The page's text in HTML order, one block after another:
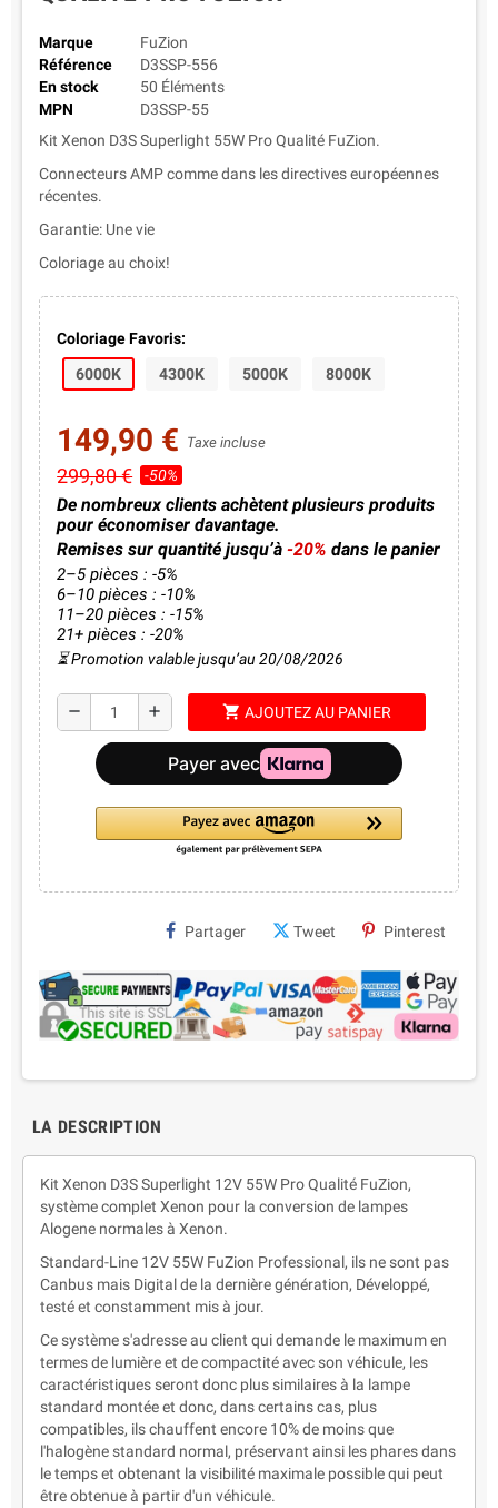
Marque
FuZion
Référence
D3SSP-556
En stock
50 Éléments
MPN
D3SSP-55
Kit Xenon D3S Superlight 55W Pro Qualité FuZion.
Connecteurs AMP comme dans les directives européennes
récentes.
Garantie: Une vie
Coloriage au choix!
Coloriage Favoris:
6000K
4300K 5000K 8000K
149,90 € Taxe incluse
299,80 € -50%
De nombreux clients achètent plusieurs produits
pour économiser davantage.
Remises sur quantité jusqu’à-20% dans le panier
2–5 pièces : -5%
6–10 pièces : -10%
11–20 pièces : -15%
21+ pièces : -20%
⏳ Promotion valable jusqu’au 20/08/2026
remove add shopping_cart AJOUTEZ AU PANIER
Partager Tweet Pinterest
LA DESCRIPTION
Kit Xenon D3S Superlight 12V 55W Pro Qualité FuZion,
système complet Xenon pour la conversion de lampes
Alogene normales à Xenon.
Standard-Line 12V 55W FuZion Professional, ils ne sont pas
Canbus mais Digital de la dernière génération, Développé,
testé et constamment mis à jour.
Ce système s'adresse au client qui demande le maximum en
termes de lumière et de compactité avec son véhicule, les
caractéristiques seront donc plus similaires à la lampe
standard montée et donc, dans certains cas, plus
compatibles, ils chauffent encore 10% de moins que
l'halogène standard normal, préservant ainsi les phares dans
le temps et obtenant la visibilité maximale possible qui peut
être obtenue à partir d'un véhicule.